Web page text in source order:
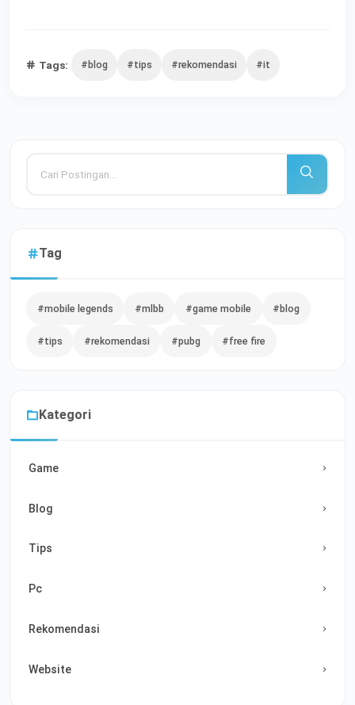
Tags: #blog #tips #rekomendasi #it
Tag
#mobile legends #mlbb #game mobile #blog
#tips #rekomendasi #pubg #free fire
Kategori
Game
Blog
Tips
Pc
Rekomendasi
Website